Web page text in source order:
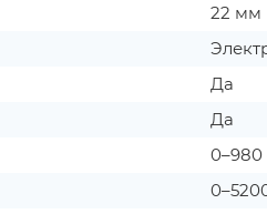
22 мм
Да
Да